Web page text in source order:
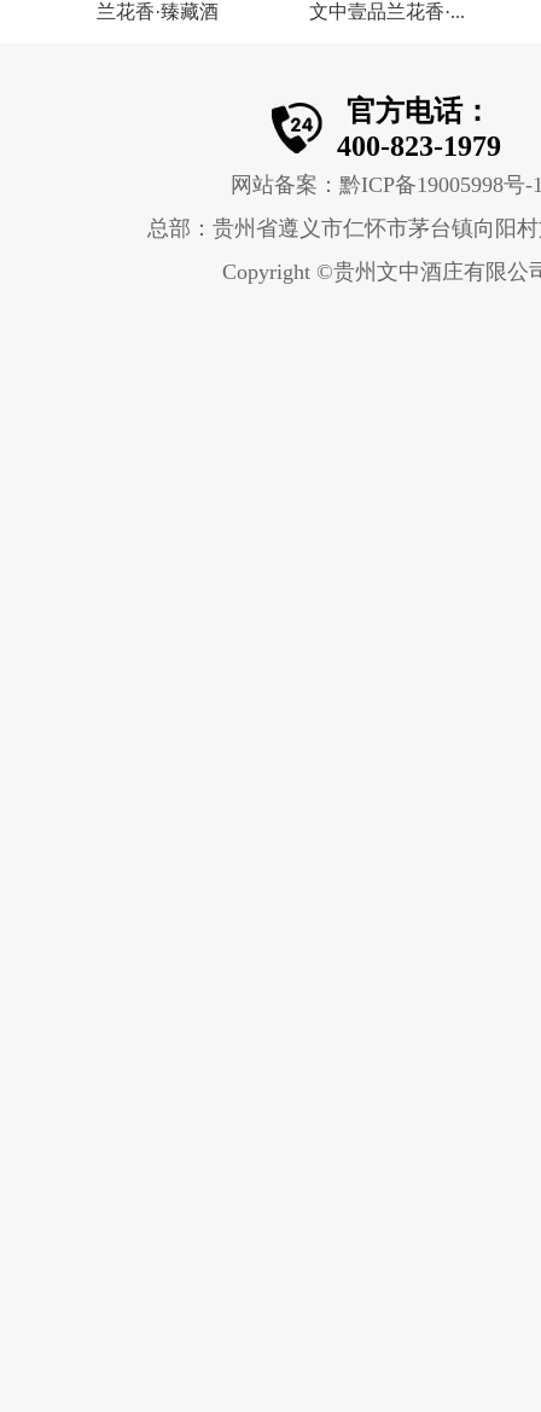
兰花香·臻藏酒 文中壹品兰花香·...
官方电话：
400-823-1979
网站备案：黔ICP备19005998号-
总部：贵州省遵义市仁怀市茅台镇向阳
Copyright ©贵州文中酒庄有限公